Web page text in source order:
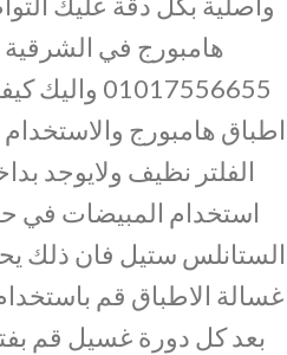
هامبورج في الشرقية
اطباق هامبورج والاستخدام
الفلتر نظيف ولايوجد
استخدام المبيضات في
الستانلس ستيل فان ذلك
غسالة الاطباق قم
بعد كل دورة غسيل قم